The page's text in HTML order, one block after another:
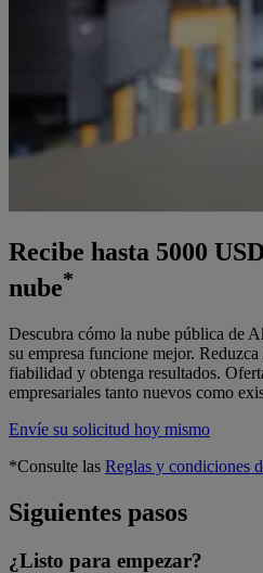
Recibe hasta 5000
nube*
Descubra cómo la nube pública de
su empresa funcione mejor. Reduzca
fiabilidad y obtenga resultados.
empresariales tanto nuevos como
Envíe su solicitud hoy mismo
*Consulte las Reglas y condiciones
Siguientes pasos
¿Listo para empezar?